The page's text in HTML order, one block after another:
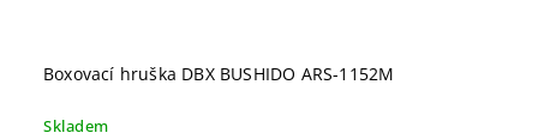
Boxovací hruška DBX BUSHIDO ARS-1152M
Skladem